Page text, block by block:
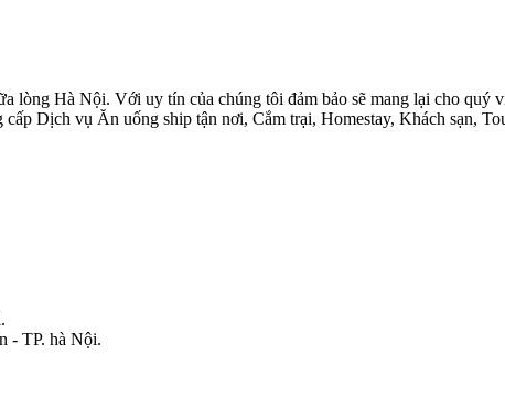
Hà Nội. Với uy tín của chúng tôi đảm bảo sẽ mang lại cho quý
Dịch vụ Ăn uống ship tận nơi, Cắm trại, Homestay, Khách sạn,
- TP. hà Nội.